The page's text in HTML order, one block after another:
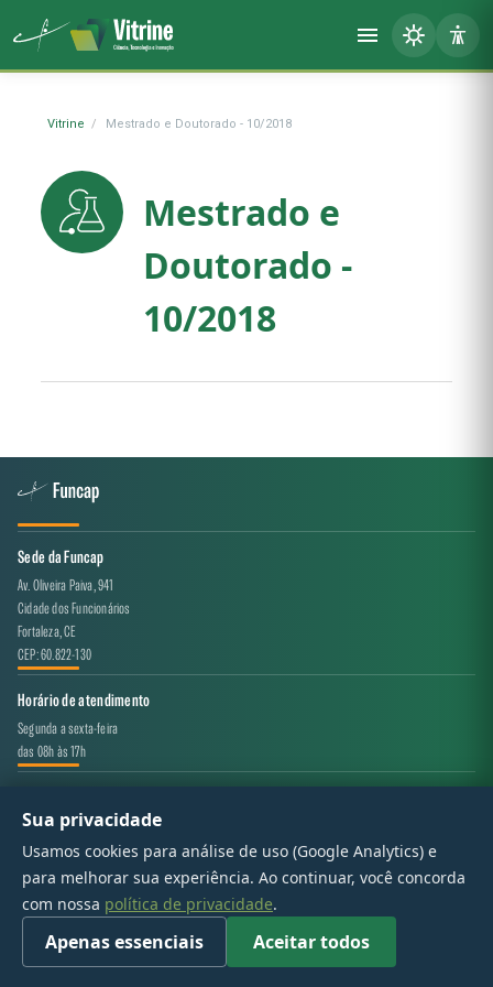
Vitrine Mestrado e Doutorado - 10/2018
Mestrado e
Doutorado -
10/2018
Sede da Funcap
Av. Oliveira Paiva, 941
Cidade dos Funcionários
Fortaleza, CE
CEP: 60.822-130
Horário de atendimento
Segunda a sexta-feira
das 08h às 17h
projeto.avaliacao@funcap.ce.gov.br
© 2017 - 2026 — Governo do Estado do Ceará | Todos os direitos reservados
Sua privacidade
Usamos cookies para análise de uso (Google Analytics) e
para melhorar sua experiência. Ao continuar, você concorda
com nossa política de privacidade.
Apenas essenciais Aceitar todos